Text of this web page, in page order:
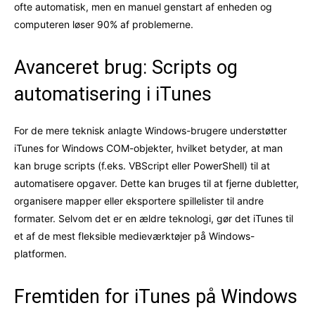
ofte automatisk, men en manuel genstart af enheden og
computeren løser 90% af problemerne.
Avanceret brug: Scripts og
automatisering i iTunes
For de mere teknisk anlagte Windows-brugere understøtter
iTunes for Windows COM-objekter, hvilket betyder, at man
kan bruge scripts (f.eks. VBScript eller PowerShell) til at
automatisere opgaver. Dette kan bruges til at fjerne dubletter,
organisere mapper eller eksportere spillelister til andre
formater. Selvom det er en ældre teknologi, gør det iTunes til
et af de mest fleksible medieværktøjer på Windows-
platformen.
Fremtiden for iTunes på Windows